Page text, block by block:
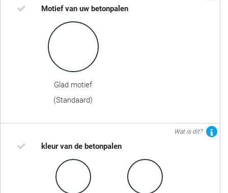
Motief van uw betonpalen
Glad motief
(Standaard)
Wat is dit?
kleur van de betonpalen